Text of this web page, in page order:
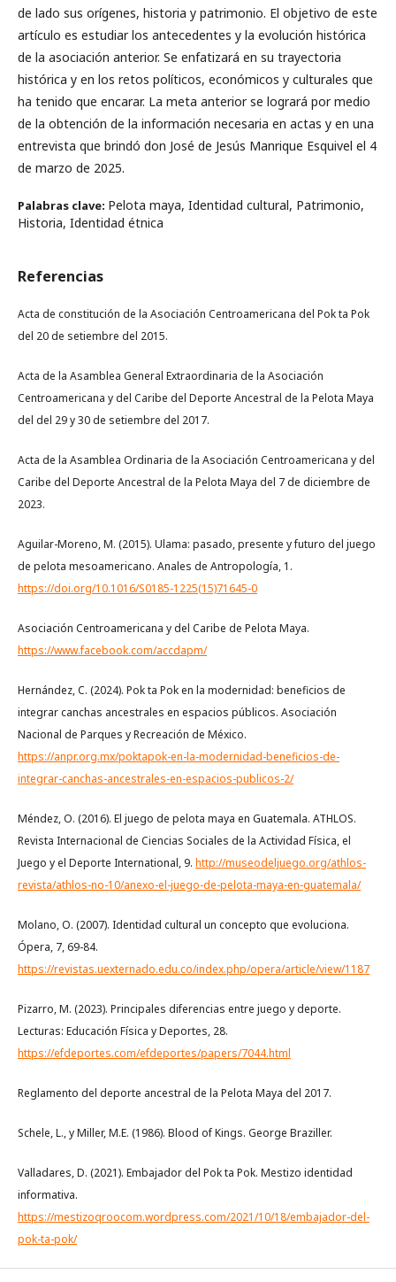
de lado sus orígenes, historia y patrimonio. El objetivo de este
artículo es estudiar los antecedentes y la evolución histórica
de la asociación anterior. Se enfatizará en su trayectoria
histórica y en los retos políticos, económicos y culturales que
ha tenido que encarar. La meta anterior se logrará por medio
de la obtención de la información necesaria en actas y en una
entrevista que brindó don José de Jesús Manrique Esquivel el 4
de marzo de 2025.
Palabras clave: Pelota maya, Identidad cultural, Patrimonio,
Historia, Identidad étnica
Referencias
Acta de constitución de la Asociación Centroamericana del Pok ta Pok
del 20 de setiembre del 2015.
Acta de la Asamblea General Extraordinaria de la Asociación
Centroamericana y del Caribe del Deporte Ancestral de la Pelota Maya
del del 29 y 30 de setiembre del 2017.
Acta de la Asamblea Ordinaria de la Asociación Centroamericana y del
Caribe del Deporte Ancestral de la Pelota Maya del 7 de diciembre de
2023.
Aguilar-Moreno, M. (2015). Ulama: pasado, presente y futuro del juego
de pelota mesoamericano. Anales de Antropología, 1.
https://doi.org/10.1016/S0185-1225(15)71645-0
Asociación Centroamericana y del Caribe de Pelota Maya.
https://www.facebook.com/accdapm/
Hernández, C. (2024). Pok ta Pok en la modernidad: beneficios de
integrar canchas ancestrales en espacios públicos. Asociación
Nacional de Parques y Recreación de México.
https://anpr.org.mx/poktapok-en-la-modernidad-beneficios-de-
integrar-canchas-ancestrales-en-espacios-publicos-2/
Méndez, O. (2016). El juego de pelota maya en Guatemala. ATHLOS.
Revista Internacional de Ciencias Sociales de la Actividad Física, el
Juego y el Deporte International, 9. http://museodeljuego.org/athlos-
revista/athlos-no-10/anexo-el-juego-de-pelota-maya-en-guatemala/
Molano, O. (2007). Identidad cultural un concepto que evoluciona.
Ópera, 7, 69-84.
https://revistas.uexternado.edu.co/index.php/opera/article/view/1187
Pizarro, M. (2023). Principales diferencias entre juego y deporte.
Lecturas: Educación Física y Deportes, 28.
https://efdeportes.com/efdeportes/papers/7044.html
Reglamento del deporte ancestral de la Pelota Maya del 2017.
Schele, L., y Miller, M.E. (1986). Blood of Kings. George Braziller.
Valladares, D. (2021). Embajador del Pok ta Pok. Mestizo identidad
informativa.
https://mestizoqroocom.wordpress.com/2021/10/18/embajador-del-
pok-ta-pok/